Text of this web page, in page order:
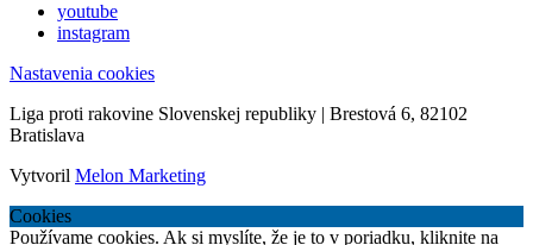
youtube
instagram
Nastavenia cookies
Liga proti rakovine Slovenskej republiky | Brestová 6, 82102
Bratislava
Vytvoril Melon Marketing
Cookies
Používame cookies. Ak si myslíte, že je to v poriadku, kliknite na